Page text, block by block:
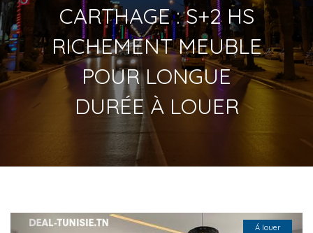
CARTHAGE : S+2 HS
RICHEMENT MEUBLE
POUR LONGUE
DURÉE À LOUER
Á louer
Previous Next